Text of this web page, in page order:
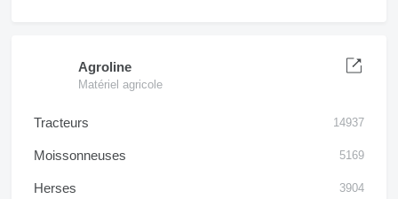
Agroline
Matériel agricole
Tracteurs 14937
Moissonneuses 5169
Herses 3904